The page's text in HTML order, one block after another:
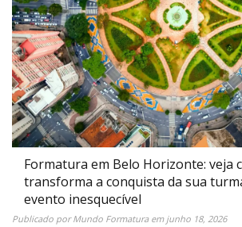
Formatura em Belo Horizonte: veja
transforma a conquista da sua
evento inesquecível
Publicado porMundo Formaturaem junho 18, 2026